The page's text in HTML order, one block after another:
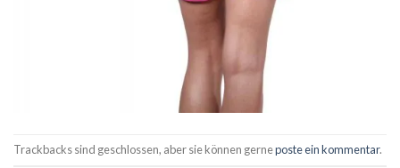
Trackbacks sind geschlossen, aber sie können gerneposte ein kommentar.